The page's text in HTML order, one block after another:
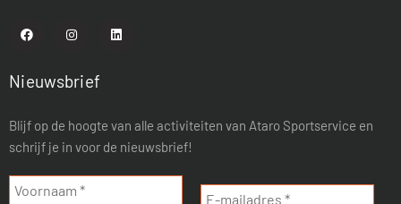
Nieuwsbrief
Blijf op de hoogte van alle activiteiten van Ataro Sportservice en
schrijf je in voor de nieuwsbrief!